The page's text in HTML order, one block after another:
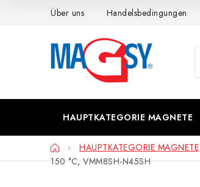
Über uns Handelsbedingungen
HAUPTKATEGORIE MAGNETE
StartseiteHAUPTKATEGORIE MAGNETE
150 °C, VMM8SH-N45SH